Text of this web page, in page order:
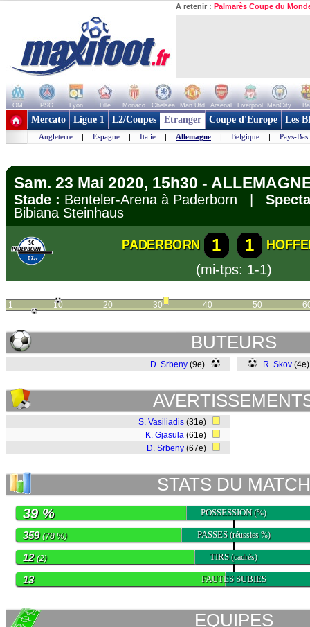
A retenir : Palmarès Coupe du
OM PSG Lyon Lille Monaco Chelsea Man Utd Arsenal Liverpool ManCity
+ de clubs
Mercato Ligue 1 L2/Coupes Etranger Coupe d'Europe Les
Angleterre | Espagne | Italie | Allemagne | Belgique | Pays-Bas
Sam. 23 Mai 2020, 15h30 -
Stade : Benteler-Arena à Paderborn |
Bibiana Steinhaus
PADERBORN 1 1
(mi-tps: 1-1)
1 10 20 30 40 50
BUTEURS
D. Srbeny (9e) R. Skov
S. Vasiliadis (31e)
K. Gjasula (61e)
D. Srbeny (67e)
STATS DU MATCH
POSSESSION(%)
39 %
PASSES(réussies %)
359(78 %)
TIRS(cadrés)
12(2)
FAUTES SUBIES
13
EQUIPES